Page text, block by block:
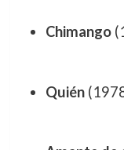
Chimango
Quién